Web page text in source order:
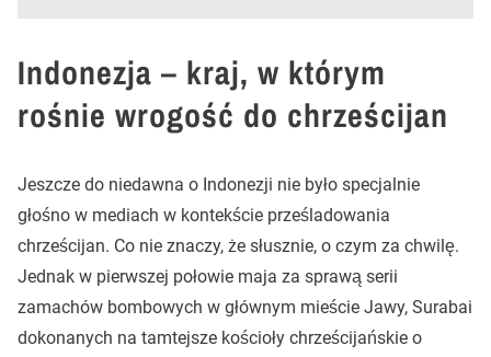
Indonezja – kraj, w którym
rośnie wrogość do chrześcijan
Jeszcze do niedawna o Indonezji nie było specjalnie
głośno w mediach w kontekście prześladowania
chrześcijan. Co nie znaczy, że słusznie, o czym za chwilę.
Jednak w pierwszej połowie maja za sprawą serii
zamachów bombowych w głównym mieście Jawy, Surabai
dokonanych na tamtejsze kościoły chrześcijańskie o